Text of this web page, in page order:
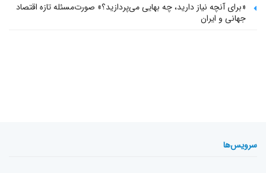
«برای آنچه نیاز دارید، چه بهایی می‌پردازید؟» صورت‌مسئله تازه اقتصاد
جهانی و ایران
سرویس‌ها